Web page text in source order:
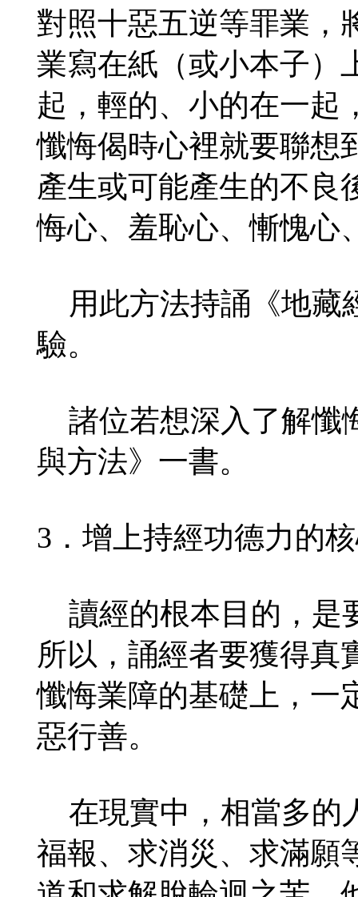
對照十惡五逆等罪業，
業寫在紙（或小本子）
起，輕的、小的在一起
懺悔偈時心裡就要聯想
產生或可能產生的不良
悔心、羞恥心、慚愧心
用此方法持誦《地藏
驗。
諸位若想深入了解懺
與方法》一書。
3．增上持經功德力的
讀經的根本目的，是
所以，誦經者要獲得真
懺悔業障的基礎上，一
惡行善。
在現實中，相當多的
福報、求消災、求滿願